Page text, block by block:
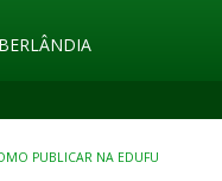
PUBLICAR NA EDUFU